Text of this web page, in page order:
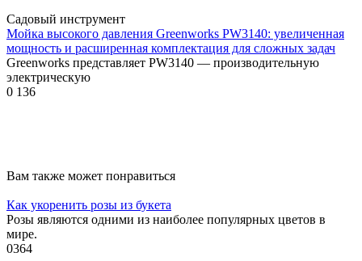
Садовый инструмент
Мойка высокого давления Greenworks PW3140: увеличенная
мощность и расширенная комплектация для сложных задач
Greenworks представляет PW3140 — производительную
электрическую
0 136
Вам также может понравиться
Как укоренить розы из букета
Розы являются одними из наиболее популярных цветов в
мире.
0364